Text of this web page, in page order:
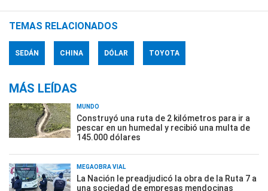
TEMAS RELACIONADOS
SEDÁN CHINA DÓLAR TOYOTA
MÁS LEÍDAS
MUNDO
Construyó una ruta de 2 kilómetros para ir a
pescar en un humedal y recibió una multa de
145.000 dólares
MEGAOBRA VIAL
La Nación le preadjudicó la obra de la Ruta 7 a
una sociedad de empresas mendocinas